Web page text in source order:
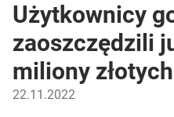
Użytkownicy
zaoszczędzili
miliony złotych
22.11.2022